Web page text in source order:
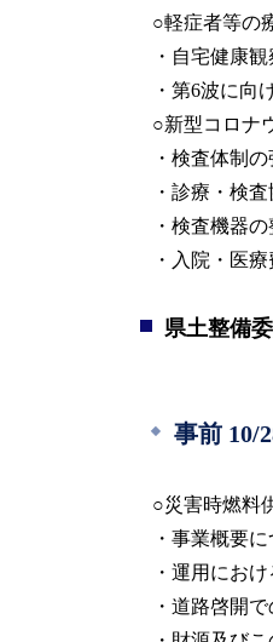
○軽症者等の
・自宅健康
・第6波に向
○新型コロナ
・検査体制
・診療・検
・検査機器
・入院・医
県土整備
事前 10/
○災害時燃料
・事業概要
・運用にお
・道路啓開